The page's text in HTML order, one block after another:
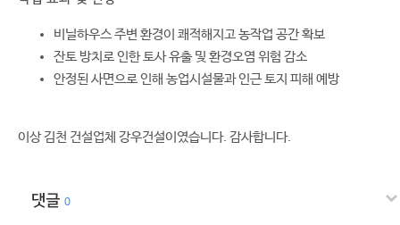
비닐하우스 주변 환경이 쾌적해지고 농작업 공간 확보
잔토 방치로 인한 토사 유출 및 환경오염 위험 감소
안정된 사면으로 인해 농업시설물과 인근 토지 피해 예방
이상 김천 건설업체 강우건설이였습니다. 감사합니다.
댓글 0